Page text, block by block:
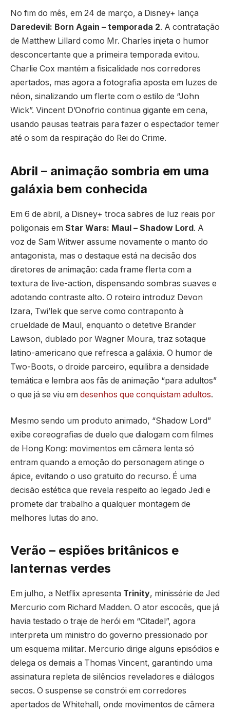
No fim do mês, em 24 de março, a Disney+ lança
Daredevil: Born Again – temporada 2. A contratação
de Matthew Lillard como Mr. Charles injeta o humor
desconcertante que a primeira temporada evitou.
Charlie Cox mantém a fisicalidade nos corredores
apertados, mas agora a fotografia aposta em luzes de
néon, sinalizando um flerte com o estilo de “John
Wick”. Vincent D’Onofrio continua gigante em cena,
usando pausas teatrais para fazer o espectador temer
até o som da respiração do Rei do Crime.
Abril – animação sombria em uma
galáxia bem conhecida
Em 6 de abril, a Disney+ troca sabres de luz reais por
poligonais em Star Wars: Maul – Shadow Lord. A
voz de Sam Witwer assume novamente o manto do
antagonista, mas o destaque está na decisão dos
diretores de animação: cada frame flerta com a
textura de live-action, dispensando sombras suaves e
adotando contraste alto. O roteiro introduz Devon
Izara, Twi’lek que serve como contraponto à
crueldade de Maul, enquanto o detetive Brander
Lawson, dublado por Wagner Moura, traz sotaque
latino-americano que refresca a galáxia. O humor de
Two-Boots, o droide parceiro, equilibra a densidade
temática e lembra aos fãs de animação “para adultos”
o que já se viu em desenhos que conquistam adultos.
Mesmo sendo um produto animado, “Shadow Lord”
exibe coreografias de duelo que dialogam com filmes
de Hong Kong: movimentos em câmera lenta só
entram quando a emoção do personagem atinge o
ápice, evitando o uso gratuito do recurso. É uma
decisão estética que revela respeito ao legado Jedi e
promete dar trabalho a qualquer montagem de
melhores lutas do ano.
Verão – espiões britânicos e
lanternas verdes
Em julho, a Netflix apresenta Trinity, minissérie de Jed
Mercurio com Richard Madden. O ator escocês, que já
havia testado o traje de herói em “Citadel”, agora
interpreta um ministro do governo pressionado por
um esquema militar. Mercurio dirige alguns episódios e
delega os demais a Thomas Vincent, garantindo uma
assinatura repleta de silêncios reveladores e diálogos
secos. O suspense se constrói em corredores
apertados de Whitehall, onde movimentos de câmera